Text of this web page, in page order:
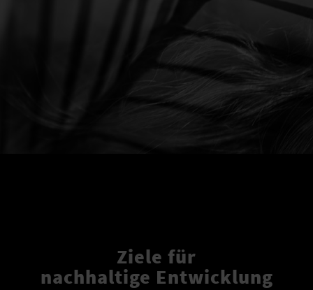
Ziele für
nachhaltige Entwicklung